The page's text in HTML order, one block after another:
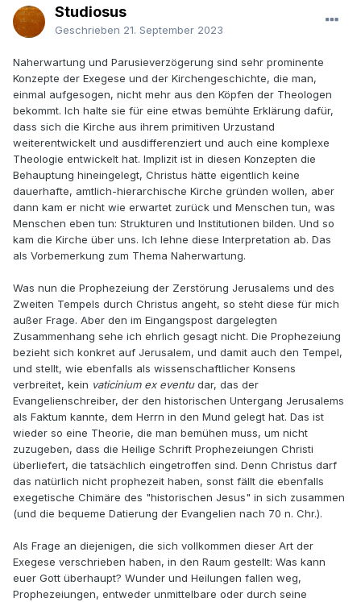
Studiosus
Geschrieben 21. September 2023
Naherwartung und Parusieverzögerung sind sehr prominente
Konzepte der Exegese und der Kirchengeschichte, die man,
einmal aufgesogen, nicht mehr aus den Köpfen der Theologen
bekommt. Ich halte sie für eine etwas bemühte Erklärung dafür,
dass sich die Kirche aus ihrem primitiven Urzustand
weiterentwickelt und ausdifferenziert und auch eine komplexe
Theologie entwickelt hat. Implizit ist in diesen Konzepten die
Behauptung hineingelegt, Christus hätte eigentlich keine
dauerhafte, amtlich-hierarchische Kirche gründen wollen, aber
dann kam er nicht wie erwartet zurück und Menschen tun, was
Menschen eben tun: Strukturen und Institutionen bilden. Und so
kam die Kirche über uns. Ich lehne diese Interpretation ab. Das
als Vorbemerkung zum Thema Naherwartung.
Was nun die Prophezeiung der Zerstörung Jerusalems und des
Zweiten Tempels durch Christus angeht, so steht diese für mich
außer Frage. Aber den im Eingangspost dargelegten
Zusammenhang sehe ich ehrlich gesagt nicht. Die Prophezeiung
bezieht sich konkret auf Jerusalem, und damit auch den Tempel,
und stellt, wie ebenfalls als wissenschaftlicher Konsens
verbreitet, kein vaticinium ex eventudar, das der
Evangelienschreiber, der den historischen Untergang Jerusalems
als Faktum kannte, dem Herrn in den Mund gelegt hat. Das ist
wieder so eine Theorie, die man bemühen muss, um nicht
zuzugeben, dass die Heilige Schrift Prophezeiungen Christi
überliefert, die tatsächlich eingetroffen sind. Denn Christus darf
das natürlich nicht prophezeit haben, sonst fällt die ebenfalls
exegetische Chimäre des "historischen Jesus" in sich zusammen
(und die bequeme Datierung der Evangelien nach 70 n. Chr.).
Als Frage an diejenigen, die sich vollkommen dieser Art der
Exegese verschrieben haben, in den Raum gestellt: Was kann
euer Gott überhaupt? Wunder und Heilungen fallen weg,
Prophezeiungen, entweder unmittelbare oder durch seine